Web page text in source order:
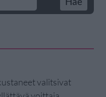
valitsivat